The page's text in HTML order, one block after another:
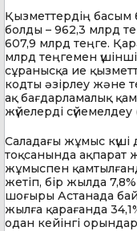
Қызметтердің басым
болды – 962,3 млрд
607,9 млрд теңге.
млрд теңгемен
сұранысқа ие
кодты әзірлеу және
ақ бағдарламалық
жүйелерді
Саладағы жұмыс
тоқсанында ақпарат
жұмыспен
жетіп, бір жылда
шоғыры Астанада
жылға қарағанда
одан кейінгі